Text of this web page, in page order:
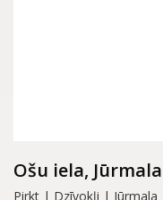
Ošu iela, Jūrmala
Pirkt | Dzīvokļi | Jūrmala